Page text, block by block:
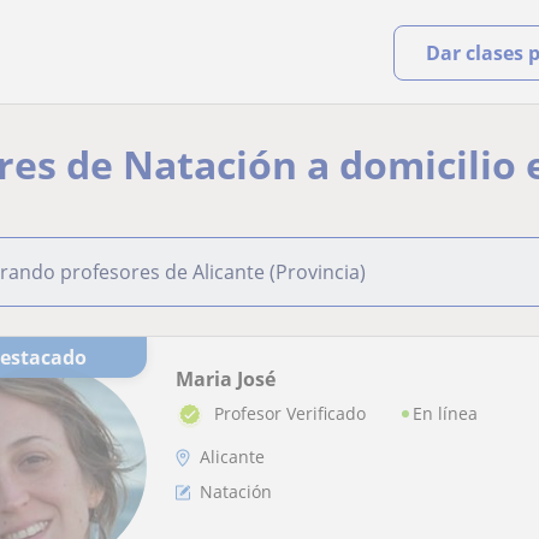
Dar clases
de Natación a domicilio
profesores de Alicante (Provincia)
Destacado
Maria José
Profesor Verificado
En línea
Alicante
Natación